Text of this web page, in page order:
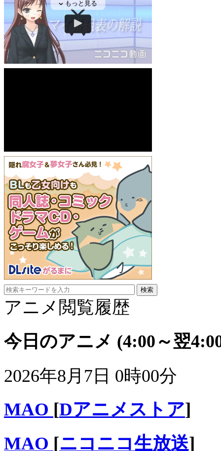
アニメ閲覧履歴
今日のアニメ (4:00～翌
2026年8月7日 0時00分
MAO [Dアニメストア]
MAO [ニコニコ生放送]